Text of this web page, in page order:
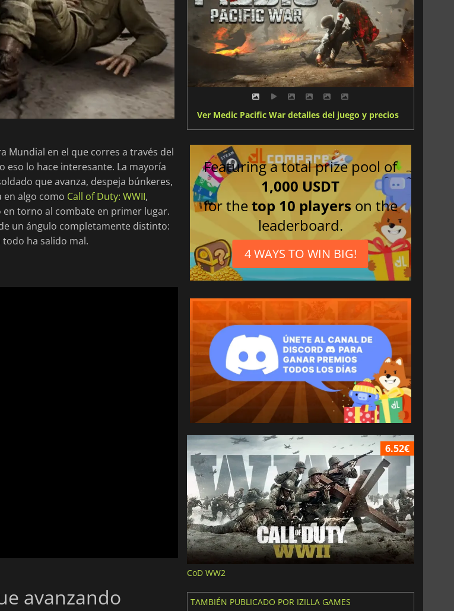
Mundial en el que corres a través del
eso lo hace interesante. La mayoría
que avanza, despeja búnkeres,
en algo como Call of Duty: WWII,
torno al combate en primer lugar.
un ángulo completamente distinto:
ha salido mal.
avanzando
Ver Medic Pacific War detalles del juego y precios
Featuring a total prize pool of
1,000 USDT
for thetop 10 players on the
leaderboard.
4 WAYS TO WIN BIG!
6.52€
CoD WW2
TAMBIÉN PUBLICADO POR IZILLA GAMES